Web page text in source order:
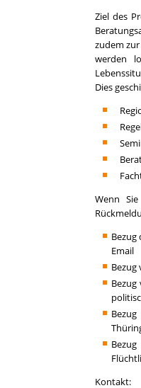
Ziel des
zudem
werden
Dies
Wenn
Email
Kontakt: